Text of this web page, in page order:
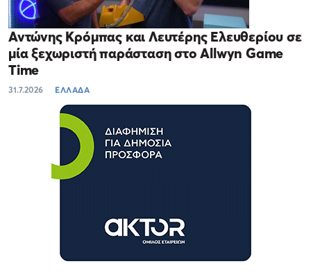
Αντώνης Κρόμπας και Λευτέρης Ελευθερίου σε
μία ξεχωριστή παράσταση στο Allwyn Game
Time
31.7.2026 ΕΛΛΑΔΑ